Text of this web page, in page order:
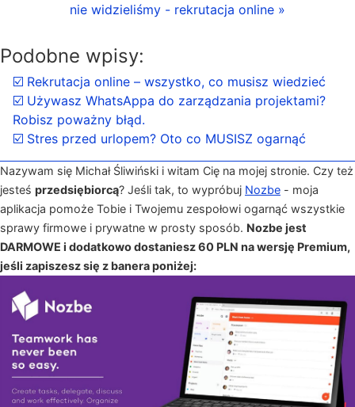
nie widzieliśmy - rekrutacja online »
Podobne wpisy:
☑️ Rekrutacja online – wszystko, co musisz wiedzieć
☑️ Używasz WhatsAppa do zarządzania projektami?
Robisz poważny błąd.
☑️ Stres przed urlopem? Oto co MUSISZ ogarnąć
Nazywam się Michał Śliwiński i witam Cię na mojej stronie. Czy też
jesteś przedsiębiorcą? Jeśli tak, to wypróbuj Nozbe - moja
aplikacja pomoże Tobie i Twojemu zespołowi ogarnąć wszystkie
sprawy firmowe i prywatne w prosty sposób. Nozbe jest
DARMOWE i dodatkowo dostaniesz 60 PLN na wersję Premium,
jeśli zapiszesz się z banera poniżej: